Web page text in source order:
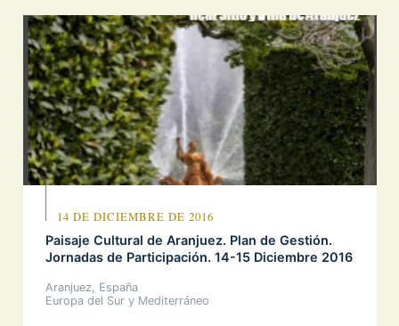
14 DE DICIEMBRE DE 2016
Paisaje Cultural de Aranjuez. Plan de Gestión.
Jornadas de Participación. 14-15 Diciembre 2016
Aranjuez, España
Europa del Sur y Mediterráneo